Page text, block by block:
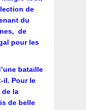
de
du
de
pour les
bataille
il. Pour le
de la
de belle